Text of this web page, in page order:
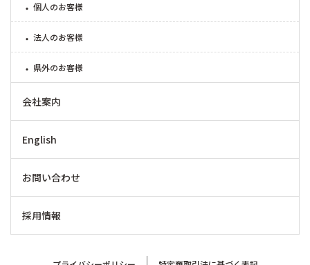
個人のお客様
法人のお客様
県外のお客様
会社案内
English
お問い合わせ
採用情報